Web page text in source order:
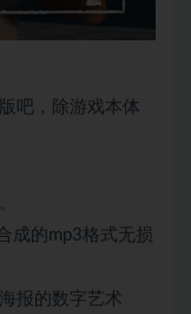
吧，除游戏本体
成的mp3格式无损
报的数字艺术